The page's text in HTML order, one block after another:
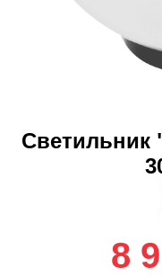
Светильник
8